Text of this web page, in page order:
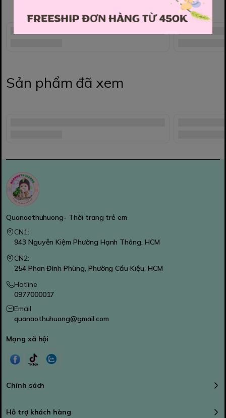
Sản phẩm đã xem
Quanaothuhuong- Thời trang trẻ em
CN1:
943 Nguyễn Kiệm Phường Hạnh Thông, HCM
CN2:
254 Phan Đình Phùng, Phường Cầu Kiệu, HCM
Hotline
0977000017
Email
quanaothuhuong@gmail.com
Mạng xã hội
Chính sách
Hỗ trợ khách hàng